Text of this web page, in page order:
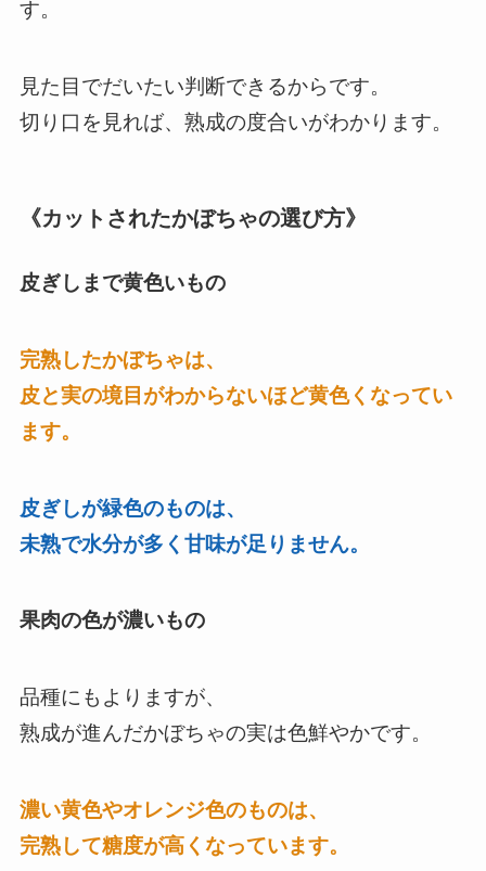
す。
見た目でだいたい判断できるからです。
切り口を見れば、熟成の度合いがわかります。
《カットされたかぼちゃの選び方》
皮ぎしまで黄色いもの
完熟したかぼちゃは、
皮と実の境目がわからないほど黄色くなってい
ます。
皮ぎしが緑色のものは、
未熟で水分が多く甘味が足りません。
果肉の色が濃いもの
品種にもよりますが、
熟成が進んだかぼちゃの実は色鮮やかです。
濃い黄色やオレンジ色のものは、
完熟して糖度が高くなっています。